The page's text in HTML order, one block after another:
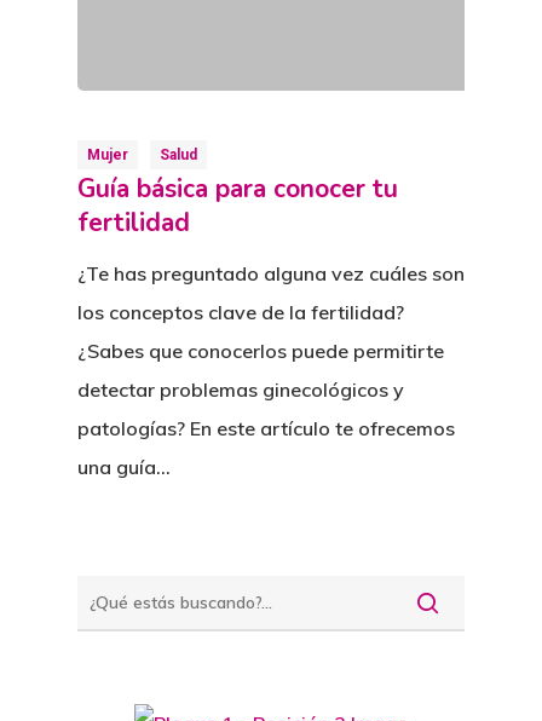
Mujer Salud
Guía básica para conocer tu
fertilidad
¿Te has preguntado alguna vez cuáles son
los conceptos clave de la fertilidad?
¿Sabes que conocerlos puede permitirte
detectar problemas ginecológicos y
patologías? En este artículo te ofrecemos
una guía…